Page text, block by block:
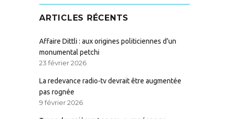
ARTICLES RÉCENTS
Affaire Dittli : aux origines politiciennes d’un
monumental petchi
23 février 2026
La redevance radio-tv devrait être augmentée
pas rognée
9 février 2026